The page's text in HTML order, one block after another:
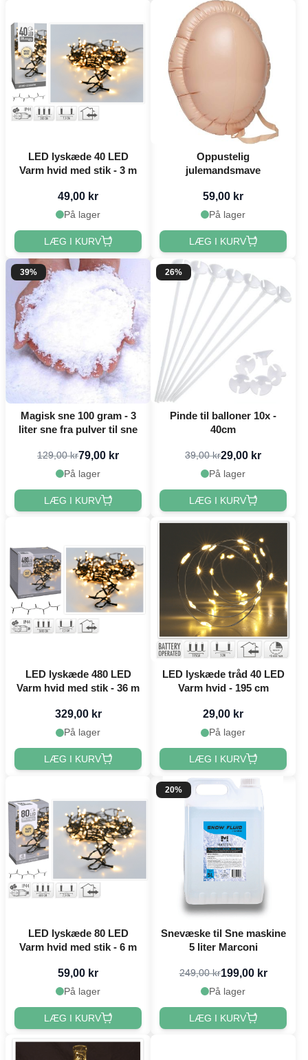
LED lyskæde 40 LED
Varm hvid med stik - 3 m
49,00 kr
På lager
LÆG I KURV
Oppustelig
julemandsmave
59,00 kr
På lager
LÆG I KURV
39%
Magisk sne 100 gram - 3
liter sne fra pulver til sne
129,00 kr79,00 kr
På lager
LÆG I KURV
26%
Pinde til balloner 10x -
40cm
39,00 kr29,00 kr
På lager
LÆG I KURV
LED lyskæde 480 LED
Varm hvid med stik - 36 m
329,00 kr
På lager
LÆG I KURV
LED lyskæde tråd 40 LED
Varm hvid - 195 cm
29,00 kr
På lager
LÆG I KURV
LED lyskæde 80 LED
Varm hvid med stik - 6 m
59,00 kr
På lager
LÆG I KURV
20%
Snevæske til Sne maskine
5 liter Marconi
249,00 kr199,00 kr
På lager
LÆG I KURV